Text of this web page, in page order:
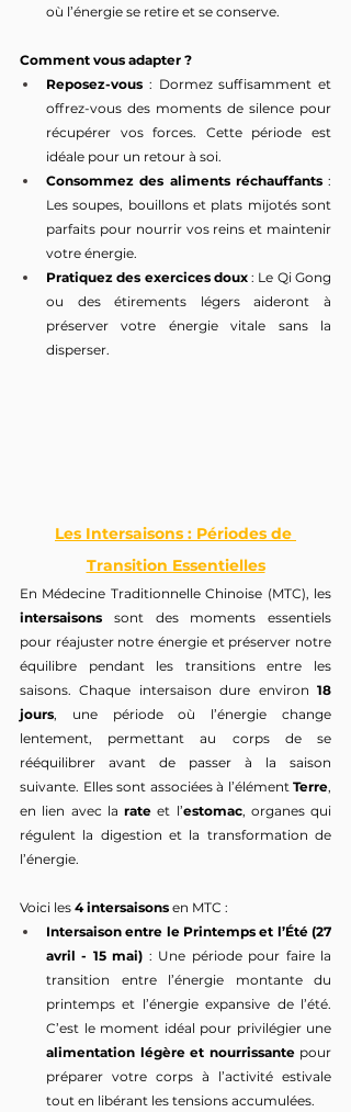
où l’énergie se retire et se conserve.
Comment vous adapter ?
Reposez-vous : Dormez suffisamment et
offrez-vous des moments de silence pour
récupérer vos forces. Cette période est
idéale pour un retour à soi.
Consommez des aliments réchauffants :
Les soupes, bouillons et plats mijotés sont
parfaits pour nourrir vos reins et maintenir
votre énergie.
Pratiquez des exercices doux : Le Qi Gong
ou des étirements légers aideront à
préserver votre énergie vitale sans la
disperser.
Les Intersaisons : Périodes de
Transition Essentielles
intersaisons sont des moments essentiels
pour réajuster notre énergie et préserver notre
équilibre pendant les transitions entre les
saisons. Chaque intersaison dure environ 18
jours, une période où l’énergie change
lentement, permettant au corps de se
rééquilibrer avant de passer à la saison
suivante. Elles sont associées à l’élément Terre,
en lien avec la rate et l’estomac, organes qui
régulent la digestion et la transformation de
l’énergie.
Voici les 4 intersaisons en MTC :
Intersaison entre le Printemps et l’Été (27
avril - 15 mai) : Une période pour faire la
transition entre l’énergie montante du
printemps et l’énergie expansive de l’été.
alimentation légère et nourrissante pour
préparer votre corps à l’activité estivale
tout en libérant les tensions accumulées.